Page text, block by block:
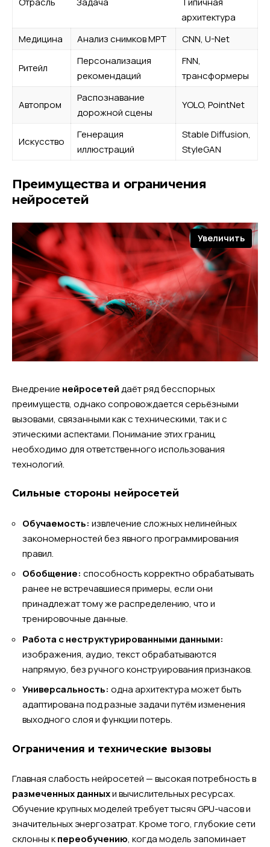
архитектура
Медицина
Анализ снимков МРТ CNN, U-Net
Ритейл
Персонализация
рекомендаций
FNN,
трансформеры
Автопром
Распознавание
дорожной сцены
YOLO, PointNet
Искусство
Генерация
иллюстраций
Stable Diffusion,
StyleGAN
Преимущества и ограничения
нейросетей
Увеличить
Внедрение нейросетейдаёт ряд бесспорных
преимуществ, однако сопровождается серьёзными
вызовами, связанными как с техническими, так и с
этическими аспектами. Понимание этих границ
необходимо для ответственного использования
технологий.
Сильные стороны нейросетей
Обучаемость: извлечение сложных нелинейных
закономерностей без явного программирования
правил.
Обобщение: способность корректно обрабатывать
ранее не встречавшиеся примеры, если они
принадлежат тому же распределению, что и
тренировочные данные.
Работа с неструктурированными данными:
изображения, аудио, текст обрабатываются
напрямую, без ручного конструирования признаков.
Универсальность: одна архитектура может быть
адаптирована под разные задачи путём изменения
выходного слоя и функции потерь.
Ограничения и технические вызовы
Главная слабость нейросетей — высокая потребность в
размеченных данныхи вычислительных ресурсах.
Обучение крупных моделей требует тысяч GPU-часов и
значительных энергозатрат. Кроме того, глубокие сети
склонны кпереобучению, когда модель запоминает